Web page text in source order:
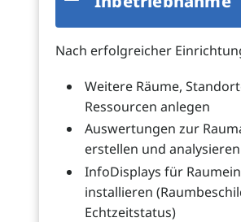
Nach erfolgreicher
Weitere Räume,
Ressourcen anlegen
Auswertungen zur
erstellen und analysieren
InfoDisplays für
installieren
Echtzeitstatus)